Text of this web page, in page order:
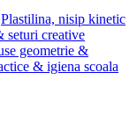
Plastilina, nisip kinetic
creative
geometrie &
& igiena scoala